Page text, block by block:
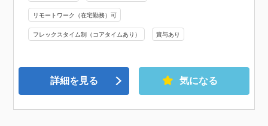
リモートワーク（在宅勤務）可
フレックスタイム制（コアタイムあり） 賞与あり
詳細を見る 気になる